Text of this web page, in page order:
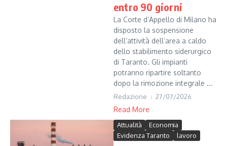
entro 90 giorni
La Corte d’Appello di Milano ha
disposto la sospensione
dell’attività dell’area a caldo
dello stabilimento siderurgico
di Taranto. Gli impianti
potranno ripartire soltanto
dopo la rimozione integrale ...
Redazione 27/07/2026
Read More
Attualità
Economia
Evidenza Taranto
lavoro